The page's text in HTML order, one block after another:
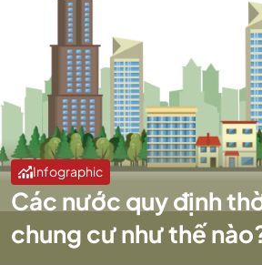
Infographic
Các nước quy định
chung cư như thế